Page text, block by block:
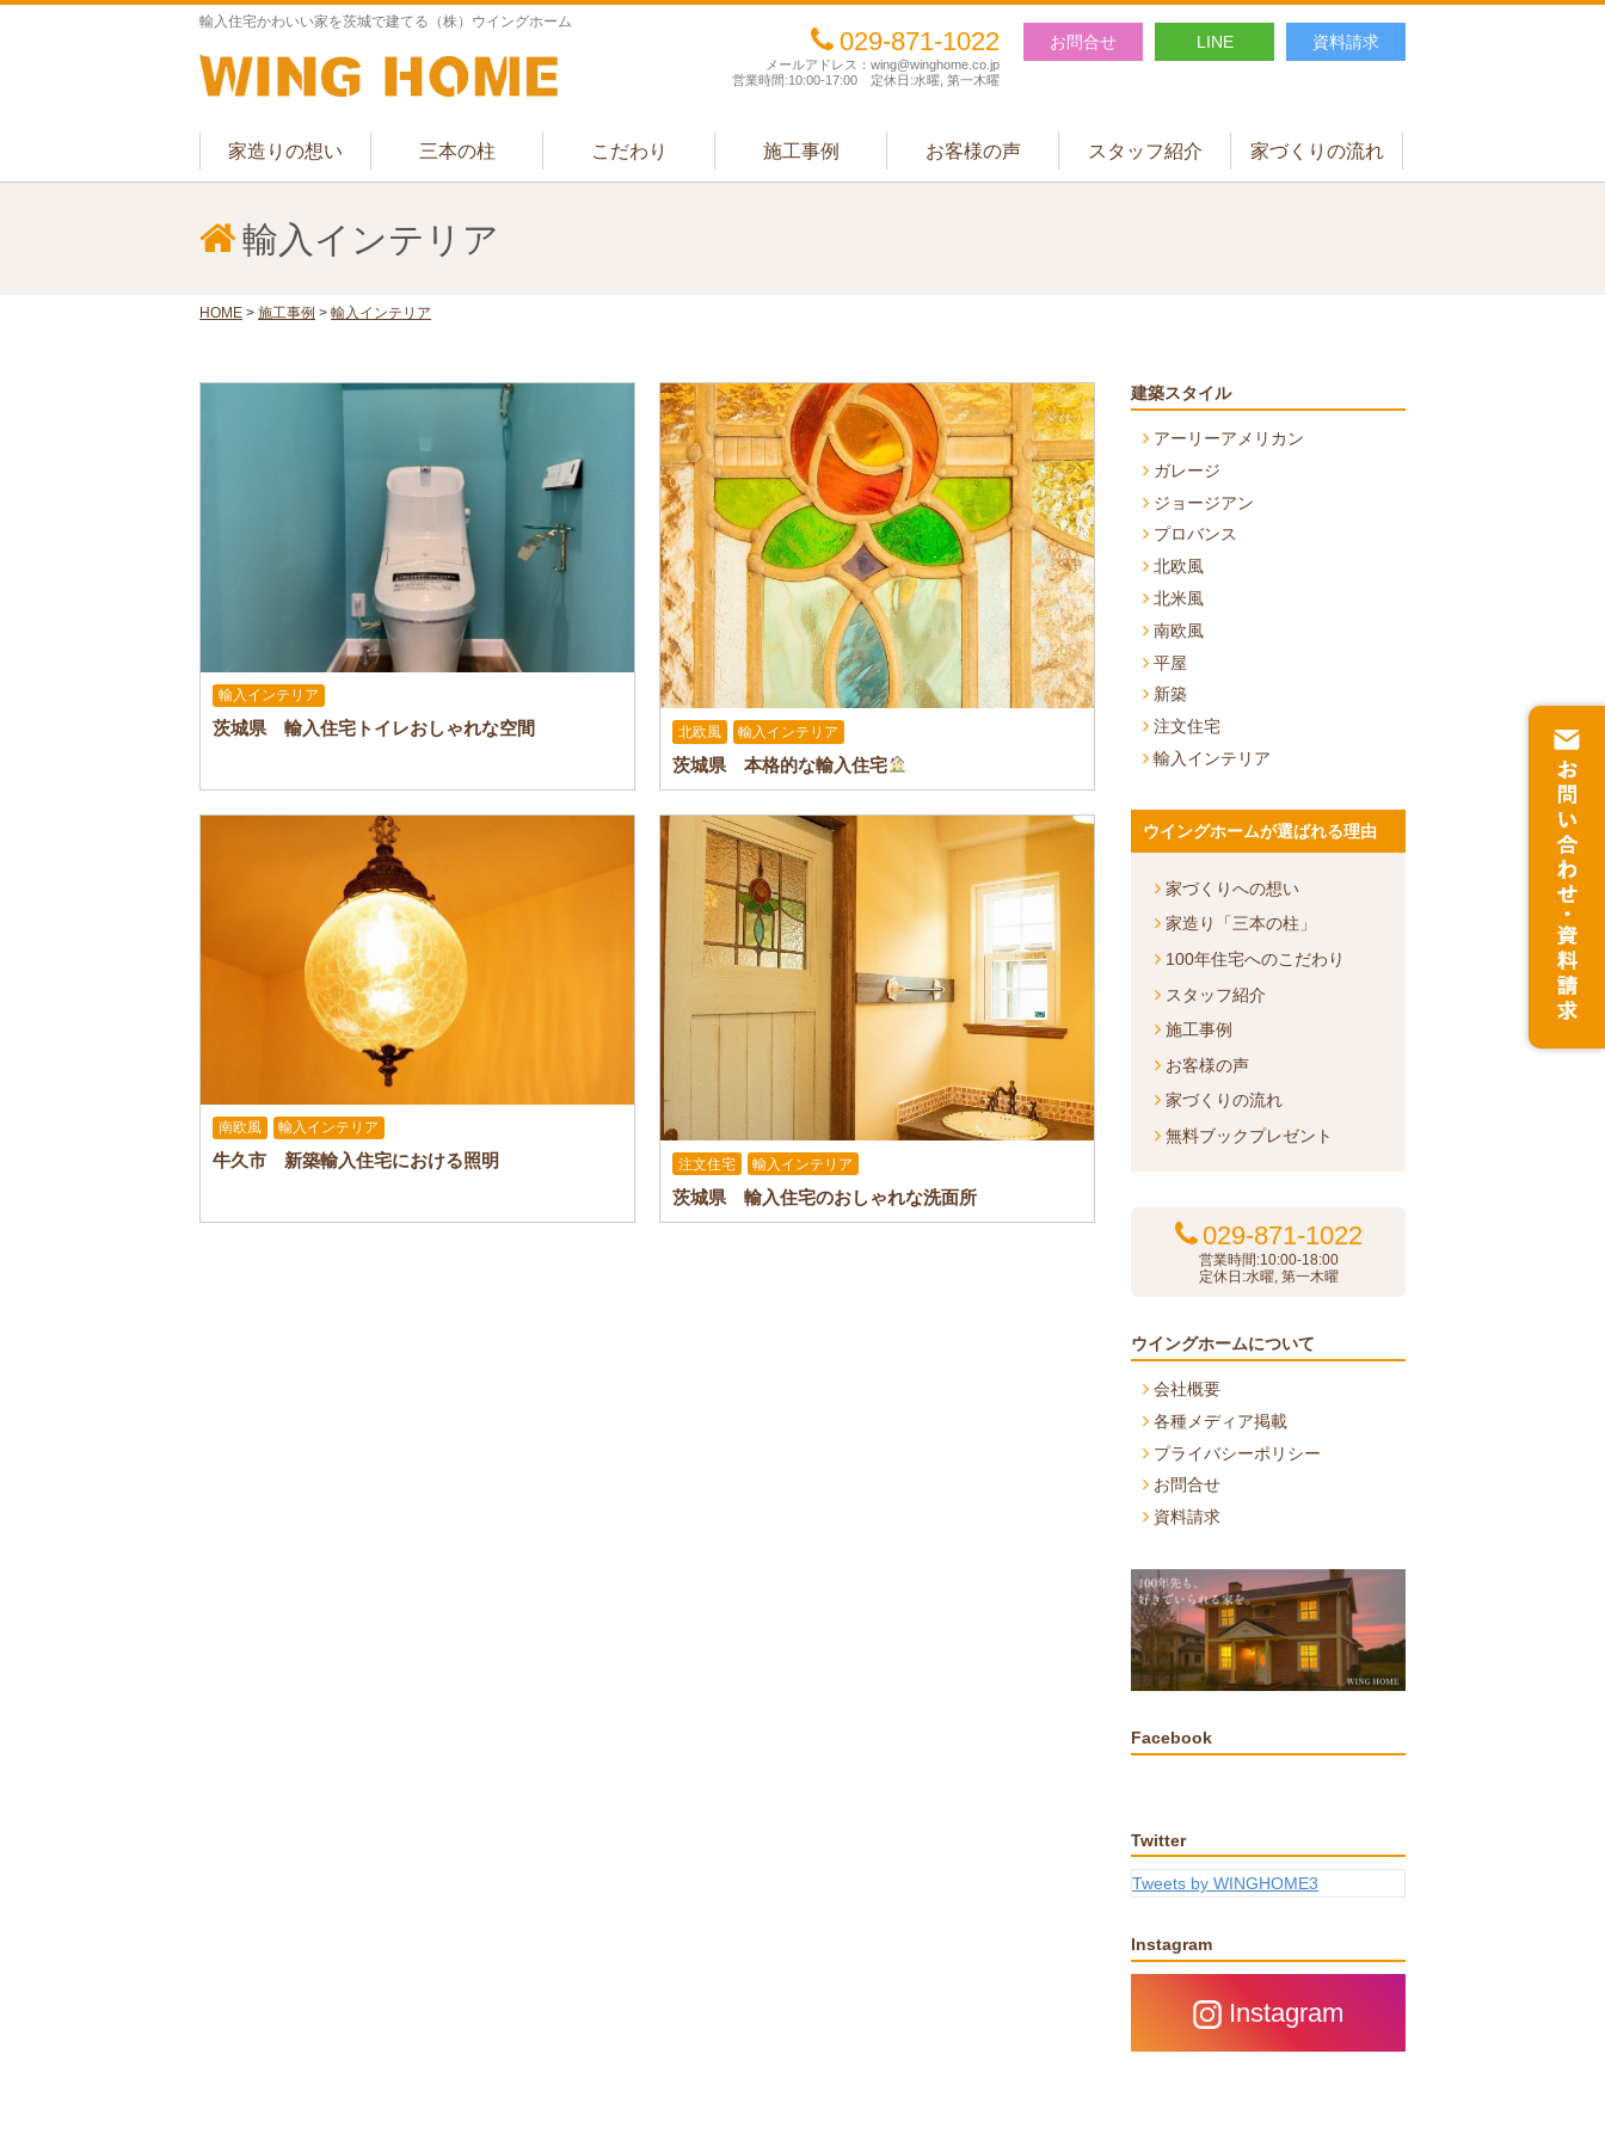
輸入住宅かわいい家を茨城で建てる（株）ウイングホーム
029-871-1022
メールアドレス：wing@winghome.co.jp
営業時間:10:00-17:00 定休日:水曜, 第一木曜
お問合せ LINE 資料請求
家造りの想い 三本の柱 こだわり 施工事例 お客様の声 スタッフ紹介 家づくりの流れ
輸入インテリア
HOME > 施工事例 > 輸入インテリア
輸入インテリア
茨城県 輸入住宅トイレおしゃれな空間 北欧風 輸入インテリア
茨城県 本格的な輸入住宅
南欧風 輸入インテリア
牛久市 新築輸入住宅における照明 注文住宅 輸入インテリア
茨城県 輸入住宅のおしゃれな洗面所
建築スタイル
アーリーアメリカン
ガレージ
ジョージアン
プロバンス
北欧風
北米風
南欧風
平屋
新築
注文住宅
輸入インテリア
ウイングホームが選ばれる理由
家づくりへの想い
家造り「三本の柱」
100年住宅へのこだわり
スタッフ紹介
施工事例
お客様の声
家づくりの流れ
無料ブックプレゼント
029-871-1022
営業時間:10:00-18:00
定休日:水曜, 第一木曜
ウイングホームについて
会社概要
各種メディア掲載
プライバシーポリシー
お問合せ
資料請求
Facebook
Twitter
Tweets by WINGHOME3
Instagram
Instagram